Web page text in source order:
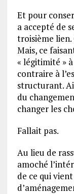
Et pour
a accepté de
troisième lien.
Mais, ce
« légitimité »
contraire à
structurant.
du
changer les
Fallait pas.
Au lieu de
amoché
de ce qui